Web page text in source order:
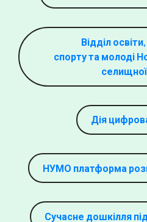
Відділ
спорту та молоді
Дія
НУМО платформа
Сучасне дошкілля